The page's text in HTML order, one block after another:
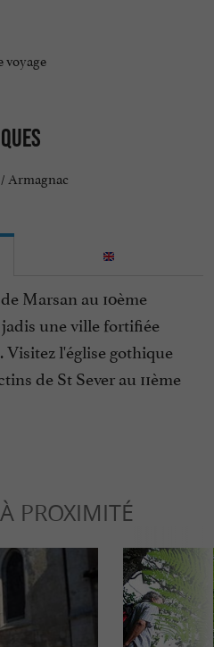
voyage
Armagnac
Marsan au 10ème
une ville fortifiée
Visitez l'église gothique
de St Sever au 11ème
À PROXIMITÉ